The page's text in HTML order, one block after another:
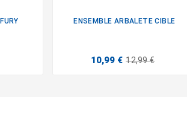
ENSEMBLE ARBALETE CIBLE
10,99 € 12,99 €